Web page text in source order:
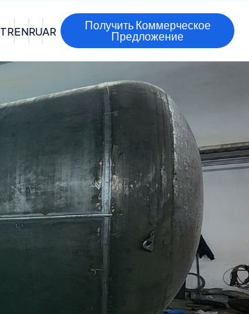
TRENRUAR Получить Коммерческое
Предложение